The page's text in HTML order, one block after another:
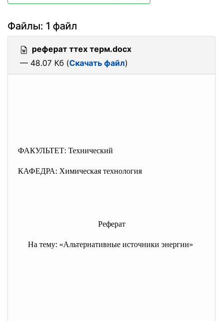
Файлы: 1 файл
реферат ттех терм.docx
— 48.07 Кб (Скачать файл)
ФАКУЛЬТЕТ: Технический
КАФЕДРА: Химическая технология
Реферат
На тему: «Альтернативные источники энергии»